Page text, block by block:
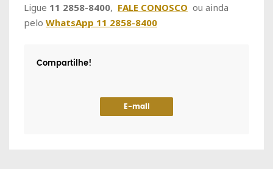
Ligue 11 2858-8400, FALE CONOSCO ou ainda
pelo WhatsApp 11 2858-8400
Compartilhe!
E-mail